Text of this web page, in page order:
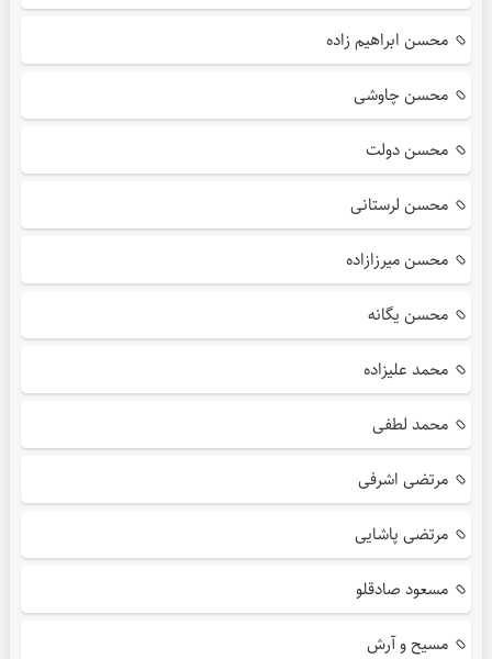
محسن ابراهیم زاده
محسن چاوشی
محسن دولت
محسن لرستانی
محسن میرزازاده
محسن یگانه
محمد علیزاده
محمد لطفی
مرتضی اشرفی
مرتضی پاشایی
مسعود صادقلو
مسیح و آرش